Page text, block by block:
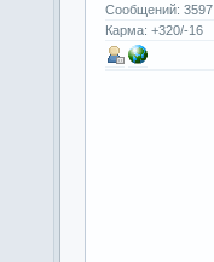
Сообщений: 3597
Карма: +320/-16